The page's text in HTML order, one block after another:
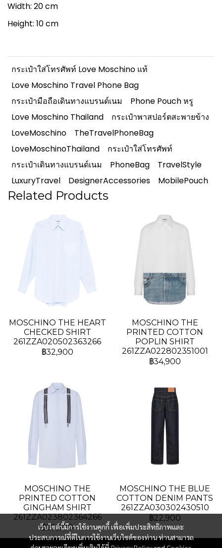
Width: 20 cm
Height: 10 cm
กระเป๋าใส่โทรศัพท์ Love Moschino แท้
Love Moschino Travel Phone Bag
กระเป๋ามือถือเดินทางแบรนด์เนม
Phone Pouch หรู
Love Moschino Thailand
กระเป๋าพาสปอร์ตสะพายข้าง
LoveMoschino
TheTravelPhoneBag
LoveMoschinoThailand
กระเป๋าใส่โทรศัพท์
กระเป๋าเดินทางแบรนด์เนม
PhoneBag
TravelStyle
LuxuryTravel
DesignerAccessories MobilePouch
Related Products
MOSCHINO THE HEART
CHECKED SHIRT
261ZZA020502363266
฿32,900
MOSCHINO THE
PRINTED COTTON
POPLIN SHIRT
261ZZA022802351001
฿34,900
MOSCHINO THE
PRINTED COTTON
GINGHAM SHIRT
261ZZA023802364266
฿29,900
MOSCHINO THE BLUE
COTTON DENIM PANTS
261ZZA030302430510
฿22,900
เว็บไซต์นี้มีการใช้งานคุกกี้ เพื่อเพิ่มประสิทธิภาพและ
ประสบการณ์ที่ดีในการใช้งานเว็บไซต์ของท่าน ท่านสามารถ